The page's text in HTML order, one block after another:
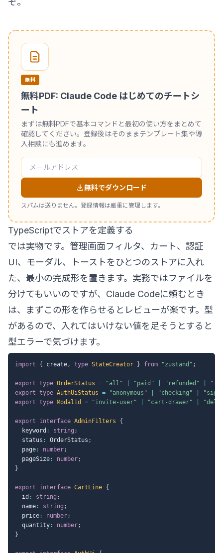
無料
無料PDF: Claude Code はじめてのチートシ
ート
まずは無料PDFで基本コマンドと最初の使い方をまとめて
確認してください。登録後はそのままテンプレート集や導
入相談にも進めます。
無料でダウンロード
スパムは送りません。登録情報は厳重に管理します。
TypeScriptでストアを定義する
では実物です。管理画面フィルタ、カート、認証
UI、モーダル、トーストをひとつのストアに入れ
た、最小の完成形を置きます。実務ではファイルを
分けてもいいのですが、Claude Codeに頼むとき
は、まずこの形を作らせるとレビューが楽です。型
があるので、入れてはいけない値を足そうとすると
型エラーで気づけます。
import { create, type StateCreator } from "zustand" ;
export type OrderStatus = "all" "paid" "refunded"
export type AuthUiStatus = "anonymous" "checking"
export type ModalId = "invite-user" "cart-drawer"
export interface AdminFilters
{
  keyword
: string ;
  status
: OrderStatus ;
  page
: number;
  pageSize
: number;
}
export interface CartLine {
  id
: string ;
  name
: string ;
  price
: number;
  quantity
: number;
}